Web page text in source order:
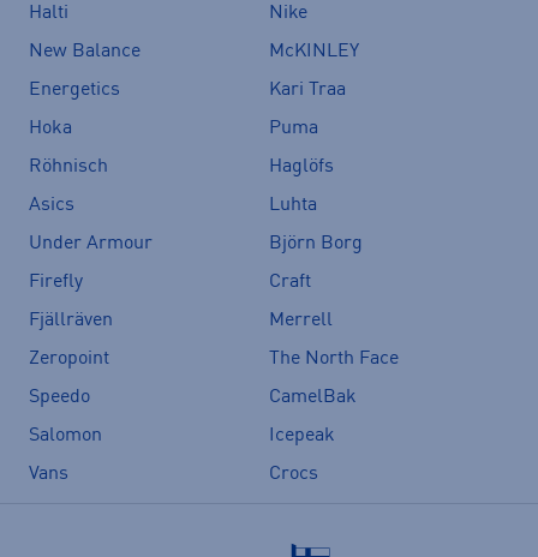
Halti
Nike
New Balance
McKINLEY
Energetics
Kari Traa
Hoka
Puma
Röhnisch
Haglöfs
Asics
Luhta
Under Armour
Björn Borg
Firefly
Craft
Fjällräven
Merrell
Zeropoint
The North Face
Speedo
CamelBak
Salomon
Icepeak
Vans
Crocs